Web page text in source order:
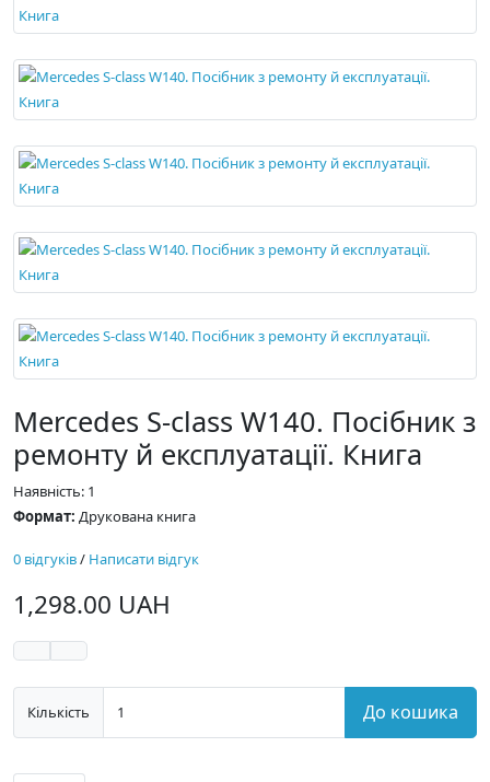
Mercedes S-class W140. Посібник з
ремонту й експлуатації. Книга
Наявність: 1
Формат: Друкована книга
0 відгуків/ Написати відгук
1,298.00 UAH
Кількість До кошика